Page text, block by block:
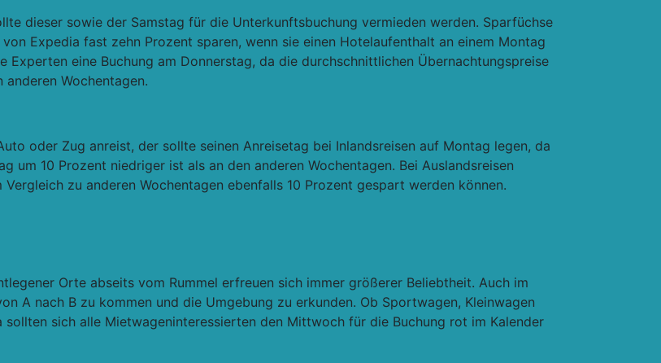
dieser sowie der Samstag für die Unterkunftsbuchung vermieden werden. Sparfüchse
Expedia fast zehn Prozent sparen, wenn sie einen Hotelaufenthalt an einem Montag
Experten eine Buchung am Donnerstag, da die durchschnittlichen Übernachtungspreise
Wochentagen.
oder Zug anreist, der sollte seinen Anreisetag bei Inlandsreisen auf Montag legen, da
um 10 Prozent niedriger ist als an den anderen Wochentagen. Bei Auslandsreisen
zu anderen Wochentagen ebenfalls 10 Prozent gespart werden können.
Orte abseits vom Rummel erfreuen sich immer größerer Beliebtheit. Auch im
A nach B zu kommen und die Umgebung zu erkunden. Ob Sportwagen, Kleinwagen
sollten sich alle Mietwageninteressierten den Mittwoch für die Buchung rot im Kalender